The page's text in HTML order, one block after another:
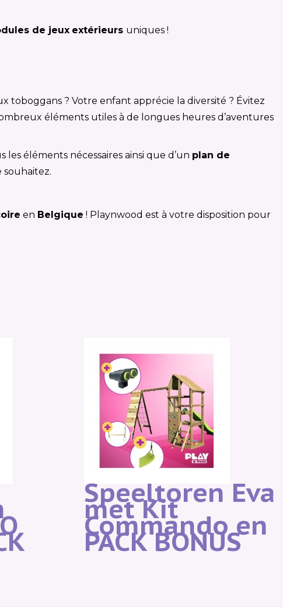
de jeux extérieurs uniques !
? Votre enfant apprécie la diversité ? Évitez
éléments utiles à de longues heures d’aventures
éléments nécessaires ainsi que d’un plan de
souhaitez.
en Belgique ! Playnwood est à votre disposition pour
Speeltoren Eva
met Kit
Commando en
PACK BONUS